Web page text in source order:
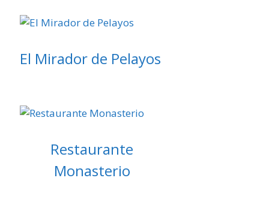
El Mirador de Pelayos
Restaurante
Monasterio